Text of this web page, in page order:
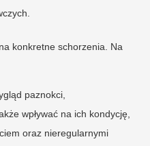
konkretne schorzenia. Na
paznokci,
wpływać na ich kondycję,
oraz nieregularnymi